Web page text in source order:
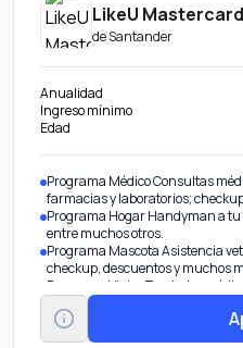
LikeU Mastercard
deSantander
Anualidad
Ingreso mínimo
Edad
Programa Médico Consultas
farmacias y laboratorios;
Programa Hogar Handyman a
entre muchos otros.
Programa Mascota Asistencia
checkup, descuentos y muchos
Programa Viajes Traslados
dental en el extranjero, asesoría
Programa Millenials Servicios de
la ciudad y hasta plataforma de